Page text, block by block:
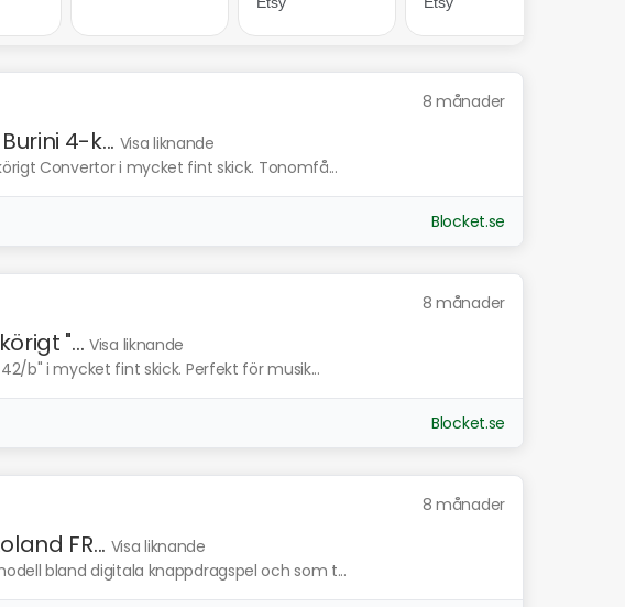
8 månader
4-k... Visa liknande
Convertor i mycket fint skick. Tonomfå...
Blocket.se
8 månader
"... Visa liknande
b" i mycket fint skick. Perfekt för musik...
Blocket.se
8 månader
FR... Visa liknande
bland digitala knappdragspel och som t...